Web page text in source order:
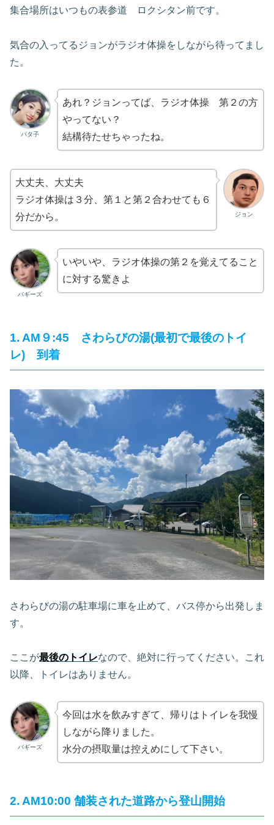
集合場所はいつもの表参道 ロクシタン前です。
気合の入ってるジョンがラジオ体操をしながら待ってまし
た。
パタ子
あれ？ジョンってば、ラジオ体操 第２の方
やってない？
結構待たせちゃったね。
ジョン
大丈夫、大丈夫
ラジオ体操は３分、第１と第２合わせても６
分だから。
バギーズ
いやいや、ラジオ体操の第２を覚えてること
に対する驚きよ
1. AM９:45 さわらびの湯(最初で最後のトイ
レ) 到着
さわらびの湯の駐車場に車を止めて、バス停から出発しま
す。
ここが最後のトイレなので、絶対に行ってください。これ
以降、トイレはありません。
バギーズ
今回は水を飲みすぎて、帰りはトイレを我慢
しながら降りました。
水分の摂取量は控えめにして下さい。
2. AM10:00 舗装された道路から登山開始